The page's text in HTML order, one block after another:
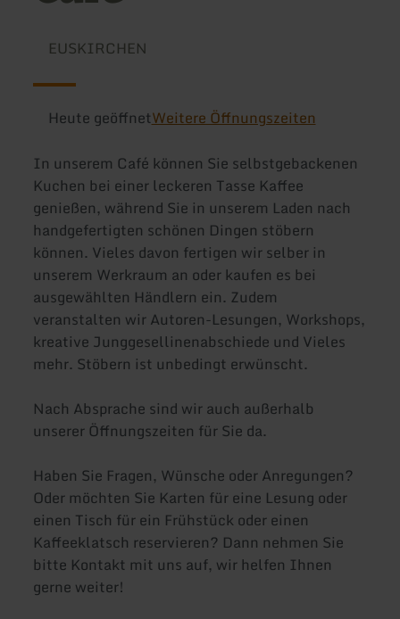
EUSKIRCHEN
Heute geöffnetWeitere Öffnungszeiten
In unserem Café können Sie selbstgebackenen
Kuchen bei einer leckeren Tasse Kaffee
genießen, während Sie in unserem Laden nach
handgefertigten schönen Dingen stöbern
können. Vieles davon fertigen wir selber in
unserem Werkraum an oder kaufen es bei
ausgewählten Händlern ein. Zudem
veranstalten wir Autoren-Lesungen, Workshops,
kreative Junggesellinenabschiede und Vieles
mehr. Stöbern ist unbedingt erwünscht.
Nach Absprache sind wir auch außerhalb
unserer Öffnungszeiten für Sie da.
Haben Sie Fragen, Wünsche oder Anregungen?
Oder möchten Sie Karten für eine Lesung oder
einen Tisch für ein Frühstück oder einen
Kaffeeklatsch reservieren? Dann nehmen Sie
bitte Kontakt mit uns auf, wir helfen Ihnen
gerne weiter!